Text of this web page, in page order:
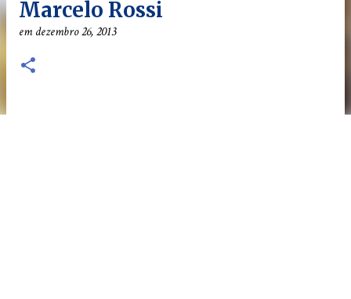
Marcelo Rossi
emdezembro 26, 2013